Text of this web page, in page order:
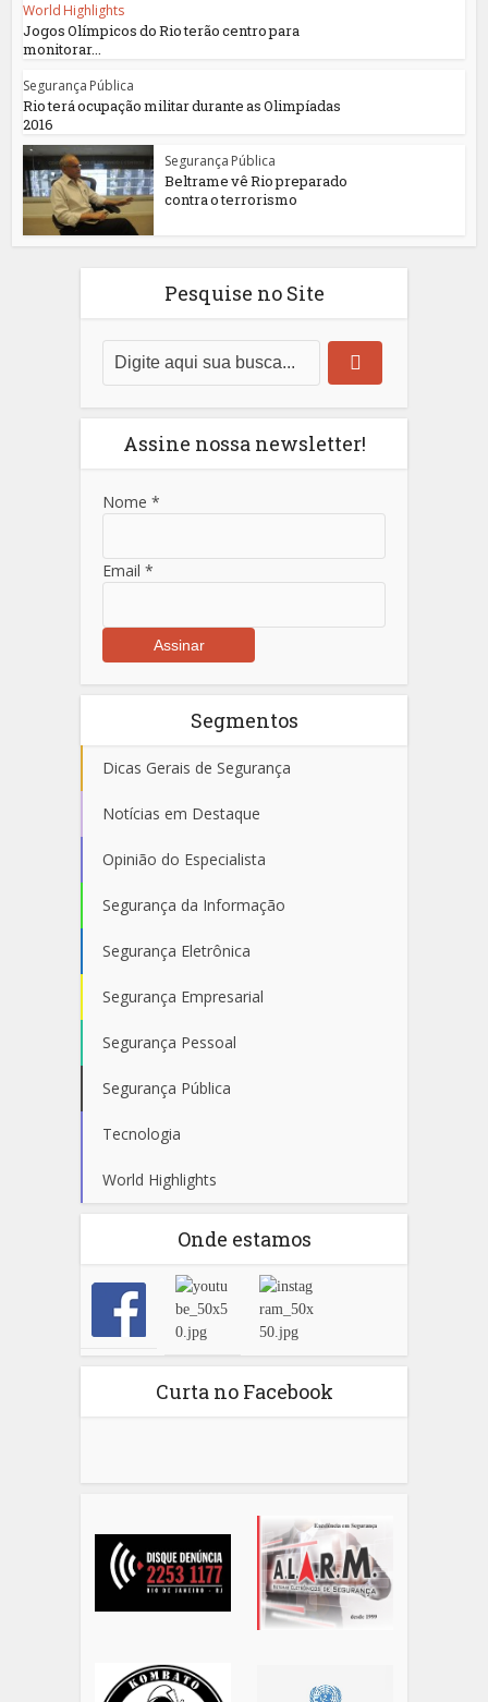
World Highlights
Jogos Olímpicos do Rio terão centro para
monitorar...
Segurança Pública
Rio terá ocupação militar durante as Olimpíadas
2016
Segurança Pública
Beltrame vê Rio preparado
contra o terrorismo
Pesquise no Site
Assine nossa newsletter!
Nome *
Email *
Segmentos
Dicas Gerais de Segurança
Notícias em Destaque
Opinião do Especialista
Segurança da Informação
Segurança Eletrônica
Segurança Empresarial
Segurança Pessoal
Segurança Pública
Tecnologia
World Highlights
Onde estamos
Curta no Facebook